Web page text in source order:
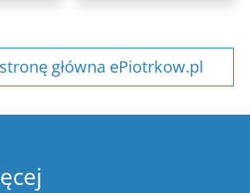
główna ePiotrkow.pl